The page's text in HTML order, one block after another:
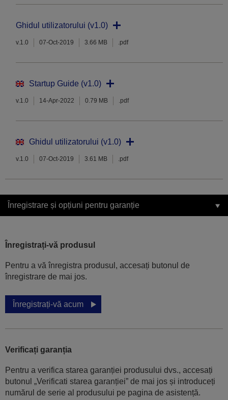
Ghidul utilizatorului (v1.0)
v.1.0 07-Oct-2019 3.66 MB .pdf
Startup Guide (v1.0)
v.1.0 14-Apr-2022 0.79 MB .pdf
Ghidul utilizatorului (v1.0)
v.1.0 07-Oct-2019 3.61 MB .pdf
Înregistrare și opțiuni pentru garanție
Înregistrați-vă produsul
Pentru a vă înregistra produsul, accesați butonul de
înregistrare de mai jos.
Înregistrați-vă acum
Verificați garanția
Pentru a verifica starea garanției produsului dvs., accesați
butonul „Verificati starea garanției” de mai jos și introduceți
numărul de serie al produsului pe pagina de asistență.